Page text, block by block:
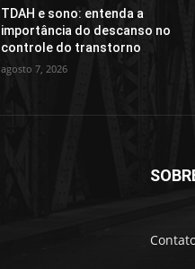
TDAH e sono: entenda a
importância do descanso no
controle do transtorno
agosto 7, 2026